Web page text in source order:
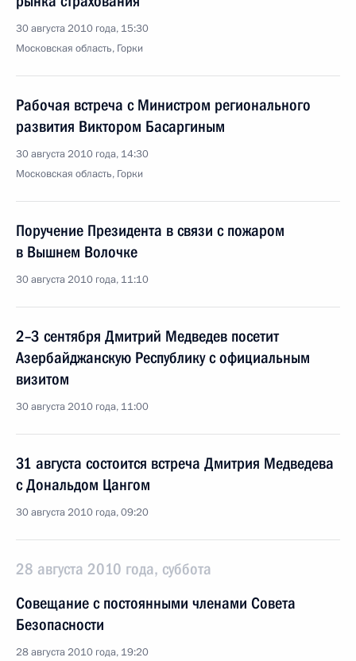
30 августа 2010 года, 15:30
Московская область, Горки
Рабочая встреча с Министром регионального
развития Виктором Басаргиным
30 августа 2010 года, 14:30
Московская область, Горки
Поручение Президента в связи с пожаром
в Вышнем Волочке
30 августа 2010 года, 11:10
2–3 сентября Дмитрий Медведев посетит
Азербайджанскую Республику с официальным
визитом
30 августа 2010 года, 11:00
31 августа состоится встреча Дмитрия Медведева
с Дональдом Цангом
30 августа 2010 года, 09:20
28 августа 2010 года, суббота
Совещание с постоянными членами Совета
Безопасности
28 августа 2010 года, 19:20